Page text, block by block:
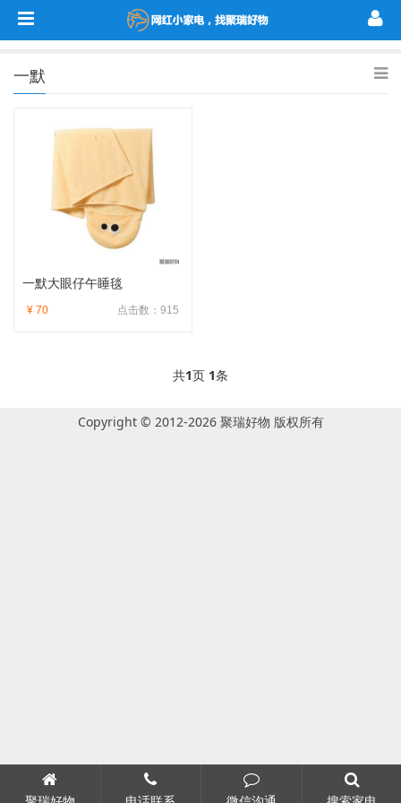
一默
一默大眼仔午睡毯
点击数：915
¥ 70
共1页 1条
Copyright © 2012-2026 聚瑞好物 版权所有